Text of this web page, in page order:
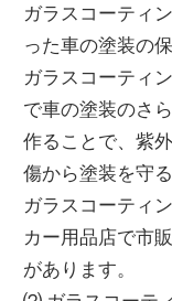
ガラスコーティ
った車の塗装の
ガラスコーティ
で車の塗装のさ
作ることで、紫
傷から塗装を守
ガラスコーティ
カー用品店で市
があります。